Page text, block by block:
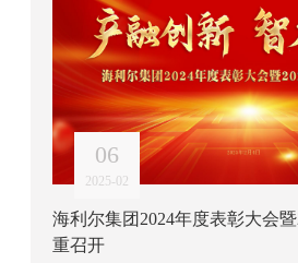
06
2025-02
海利尔集团2024年度表彰大会
重召开